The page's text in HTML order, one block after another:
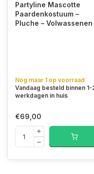
Partyline Mascotte
Paardenkostuum –
Pluche – Volwassenen
Nog maar 1 op voorraad
Vandaag besteld binnen 1-
werkdagen in huis
€69,00